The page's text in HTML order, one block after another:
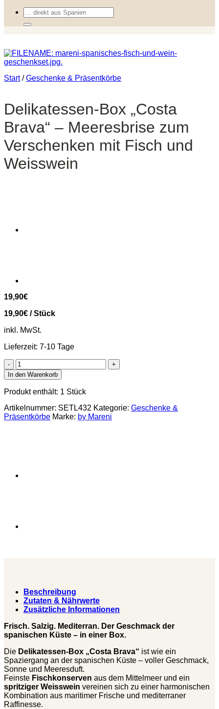
Suchen
nach:
Start / Geschenke & Präsentkörbe
Delikatessen-Box „Costa
Brava“ – Meeresbrise zum
Verschenken mit Fisch und
Weisswein
19,90€
19,90€ /Stück
inkl. MwSt.
Lieferzeit: 7-10 Tage
Delikatessen-
Box
„Costa
Brava“
Meeresbrise
zum
In den Warenkorb
Produkt enthält: 1 Stück
Artikelnummer: SETL432 Kategorie: Geschenke &
Präsentkörbe Marke: by Mareni
Beschreibung
Zutaten & Nährwerte
Zusätzliche Informationen
Frisch. Salzig. Mediterran. Der Geschmack der
spanischen Küste – in einer Box.
Die Delikatessen-Box „Costa Brava“ ist wie ein
Spaziergang an der spanischen Küste – voller Geschmack,
Sonne und Meeresduft.
Feinste Fischkonserven aus dem Mittelmeer und ein
spritziger Weisswein vereinen sich zu einer harmonischen
Kombination aus maritimer Frische und mediterraner
Raffinesse.